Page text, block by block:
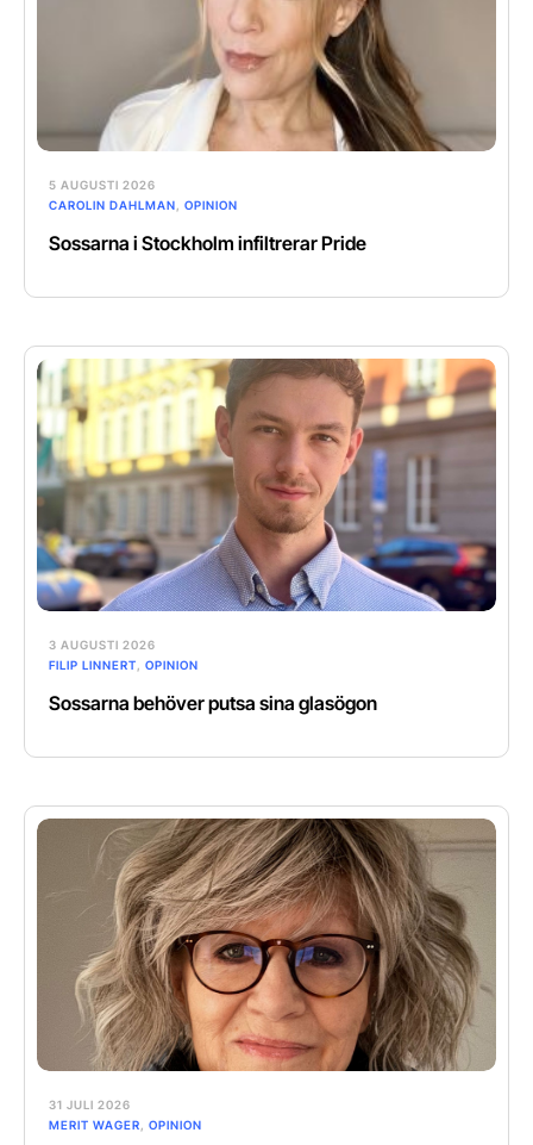
5 AUGUSTI 2026
CAROLIN DAHLMAN
OPINION
Sossarna i Stockholm infiltrerar Pride
3 AUGUSTI 2026
FILIP LINNERT
OPINION
Sossarna behöver putsa sina glasögon
31 JULI 2026
MERIT WAGER
OPINION